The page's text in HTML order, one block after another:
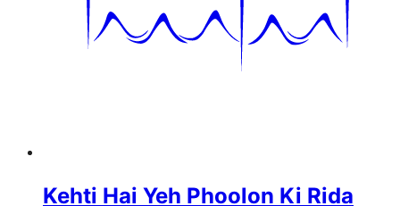
Kehti Hai Yeh Phoolon Ki Rida